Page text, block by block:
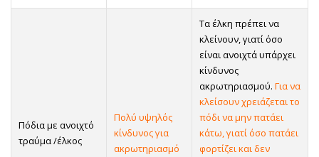
Πόδια με ανοιχτό
τραύμα /έλκος
Πολύ υψηλός
κίνδυνος για
ακρωτηριασμό
Τα έλκη πρέπει να
κλείνουν, γιατί όσο
είναι ανοιχτά υπάρχει
κίνδυνος
ακρωτηριασμού. Για να
κλείσουν χρειάζεται το
πόδι να μην πατάει
κάτω, γιατί όσο πατάει
φορτίζει και δεν